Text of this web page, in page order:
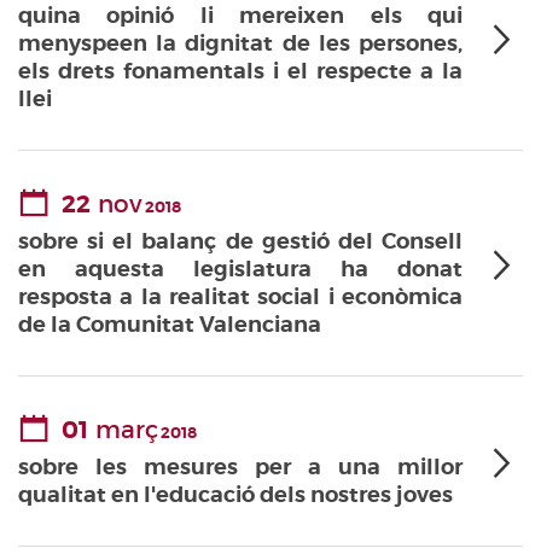
quina opinió li mereixen els qui
menyspeen la dignitat de les persones,
els drets fonamentals i el respecte a la
llei
22 nov2018
sobre si el balanç de gestió del Consell
en aquesta legislatura ha donat
resposta a la realitat social i econòmica
de la Comunitat Valenciana
01 març2018
sobre les mesures per a una millor
qualitat en l'educació dels nostres joves